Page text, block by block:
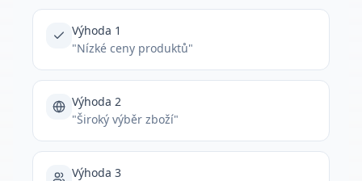
Výhoda 1
"Nízké ceny produktů"
Výhoda 2
"Široký výběr zboží"
Výhoda 3